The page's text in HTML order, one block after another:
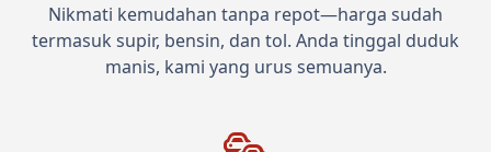
Nikmati kemudahan tanpa repot—harga sudah
termasuk supir, bensin, dan tol. Anda tinggal duduk
manis, kami yang urus semuanya.